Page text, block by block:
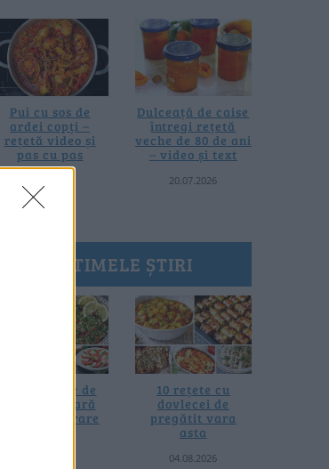
Pui cu sos de
ardei copți –
rețetă video și
pas cu pas
Dulceață de caise
întregi rețetă
veche de 80 de ani
– video și text
20.07.2026
ULTIMELE ȘTIRI
20 de rețete de
salate de vară
fără prelucrare
10 rețete cu
dovlecei de
pregătit vara
asta
04.08.2026